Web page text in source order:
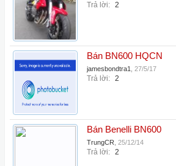
Trả lời: 2
Bán BN600 HQCN
jamesbondtra1 27/5/17
Trả lời: 2
Bán Benelli BN600
TrungCR 25/12/14
Trả lời: 2